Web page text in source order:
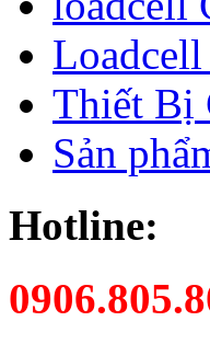
Thiết Bị
Sản
Hotline: